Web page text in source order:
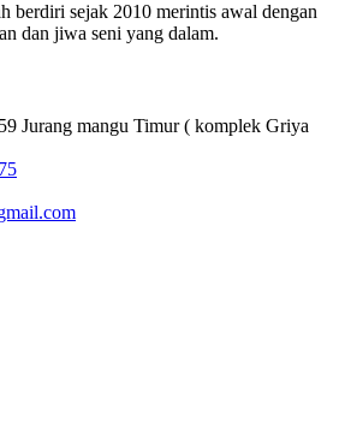
berdiri sejak 2010 merintis awal dengan
dan jiwa seni yang dalam.
Jurang mangu Timur ( komplek Griya